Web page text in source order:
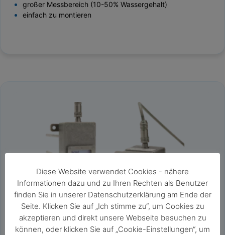
großer Messbereich (10-50% Wassergehalt)
einfach zu montieren
Diese Website verwendet Cookies - nähere
Informationen dazu und zu Ihren Rechten als Benutzer
finden Sie in unserer Datenschutzerklärung am Ende der
Seite. Klicken Sie auf „Ich stimme zu“, um Cookies zu
akzeptieren und direkt unsere Webseite besuchen zu
können, oder klicken Sie auf „Cookie-Einstellungen“, um